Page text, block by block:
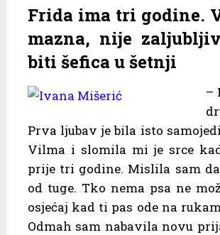
Frida ima tri godine.
mazna, nije
biti šefica u šetnji
–
Prva ljubav je bila isto
Vilma i slomila mi je srce
prije tri godine. Mislila sam
od tuge. Tko nema psa ne
osjećaj kad ti pas ode na
Odmah sam nabavila novu